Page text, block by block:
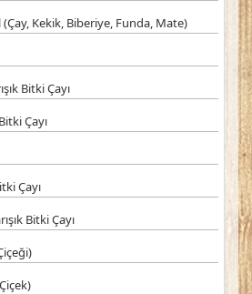
(Çay, Kekik, Biberiye, Funda, Mate)
Bitki Çayı
Çayı
Çayı
Bitki Çayı